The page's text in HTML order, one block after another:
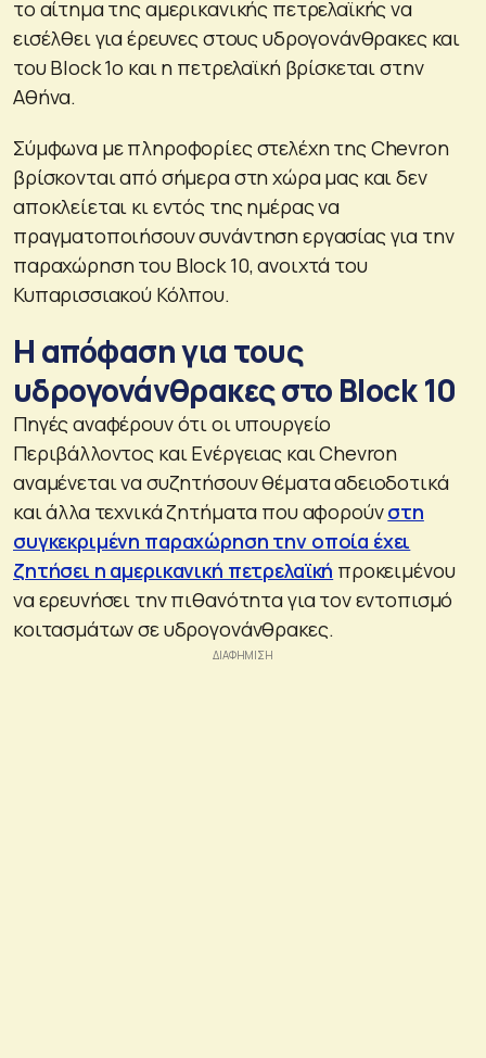
το αίτημα της αμερικανικής πετρελαϊκής να
εισέλθει για έρευνες στους υδρογονάνθρακες και
του Block 1o και η πετρελαϊκή βρίσκεται στην
Αθήνα.
Σύμφωνα με πληροφορίες στελέχη της Chevron
βρίσκονται από σήμερα στη χώρα μας και δεν
αποκλείεται κι εντός της ημέρας να
πραγματοποιήσουν συνάντηση εργασίας για την
παραχώρηση του Block 10, ανοιχτά του
Κυπαρισσιακού Κόλπου.
Η απόφαση για τους
υδρογονάνθρακες στο Block 10
Πηγές αναφέρουν ότι οι υπουργείο
Περιβάλλοντος και Ενέργειας και Chevron
αναμένεται να συζητήσουν θέματα αδειοδοτικά
και άλλα τεχνικά ζητήματα που αφορούνστη
συγκεκριμένη παραχώρηση την οποία έχει
ζητήσει η αμερικανική πετρελαϊκή προκειμένου
να ερευνήσει την πιθανότητα για τον εντοπισμό
κοιτασμάτων σε υδρογονάνθρακες.